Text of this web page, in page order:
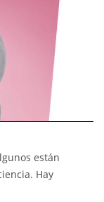
están
Hay